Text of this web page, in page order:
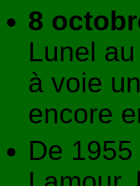
8
Lunel
à voie
encore
De